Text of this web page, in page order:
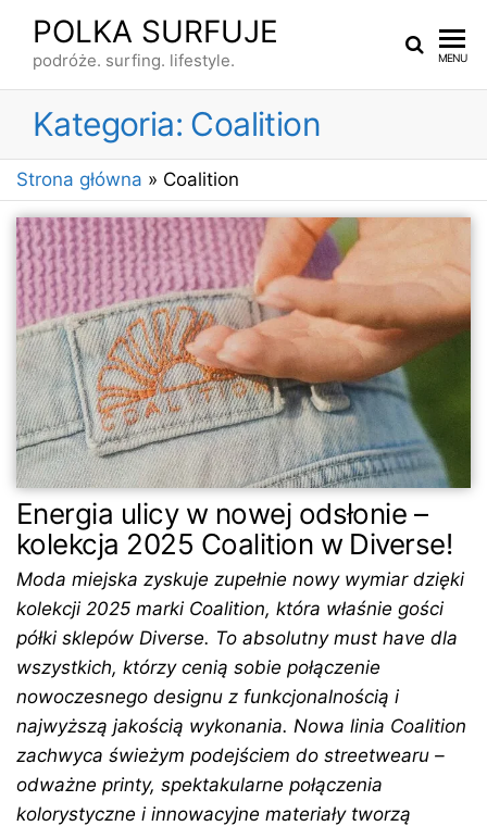
treści
POLKA SURFUJE
podróże. surfing. lifestyle. MENU
Kategoria: Coalition
Strona główna » Coalition
Energia ulicy w nowej odsłonie –
kolekcja 2025 Coalition w Diverse!
Moda miejska zyskuje zupełnie nowy wymiar dzięki
kolekcji 2025 marki Coalition, która właśnie gości
półki sklepów Diverse. To absolutny must have dla
wszystkich, którzy cenią sobie połączenie
nowoczesnego designu z funkcjonalnością i
najwyższą jakością wykonania. Nowa linia Coalition
zachwyca świeżym podejściem do streetwearu –
odważne printy, spektakularne połączenia
kolorystyczne i innowacyjne materiały tworzą